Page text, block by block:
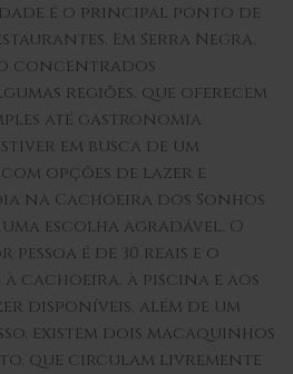
é o principal ponto de
Em Serra Negra,
concentrados
regiões, que oferecem
até gastronomia
em busca de um
opções de lazer e
na Cachoeira dos Sonhos
escolha agradável. O
é de 30 reais e o
cachoeira, à piscina e aos
disponíveis, além de um
existem dois macaquinhos
que circulam livremente